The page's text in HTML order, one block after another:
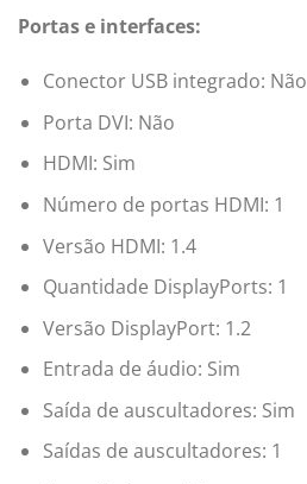
Portas e interfaces:
Conector USB integrado: Não
Porta DVI: Não
HDMI: Sim
Número de portas HDMI: 1
Versão HDMI: 1.4
Quantidade DisplayPorts: 1
Versão DisplayPort: 1.2
Entrada de áudio: Sim
Saída de auscultadores: Sim
Saídas de auscultadores: 1